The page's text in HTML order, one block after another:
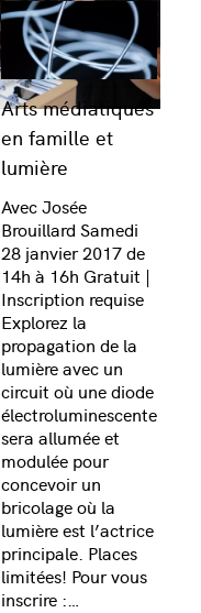
Arts médiatiques
en famille et
lumière
Avec Josée
Brouillard Samedi
28 janvier 2017 de
14h à 16h Gratuit |
Inscription requise
Explorez la
propagation de la
lumière avec un
circuit où une diode
électroluminescente
sera allumée et
modulée pour
concevoir un
bricolage où la
lumière est l’actrice
principale. Places
limitées! Pour vous
inscrire :…